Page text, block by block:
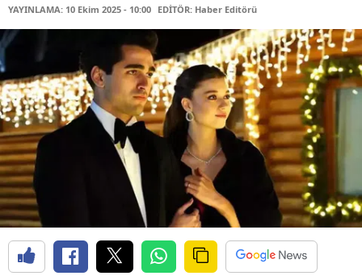
YAYINLAMA: 10 Ekim 2025 - 10:00 EDİTÖR: Haber Editörü